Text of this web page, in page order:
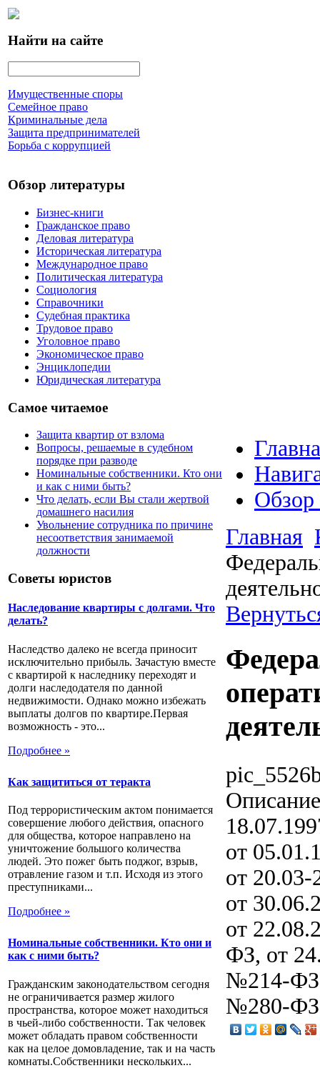
Найти на сайте
Имущественные споры
Семейное право
Криминальные дела
Защита предпринимателей
Борьба с коррупцией
Обзор литературы
Бизнес-книги
Гражданское право
Деловая литература
Историческая литература
Международное право
Политическая литература
Социология
Справочники
Судебная практика
Трудовое право
Уголовное право
Экономическое право
Энциклопедии
Юридическая литература
Самое читаемое
Защита квартир от взлома
Вопросы, решаемые в судебном
порядке при разводе
Номинальные собственники. Кто они
и как с ними быть?
Что делать, если Вы стали жертвой
домашнего насилия
Увольнение сотрудника по причине
несоответствия занимаемой
должности
Советы юристов
Наследование квартиры с долгами. Что
делать?
Наследство далеко не всегда приносит
исключительно прибыль. Зачастую вместе
с квартирой к наследнику переходят и
долги наследодателя по данной
недвижимости. Однако можно избежать
выплаты долгов по квартире.Первая
возможность - это...
Подробнее »
Как защититься от теракта
Под террористическим актом понимается
совершение любого действия, опасного
для общества, которое направлено на
уничтожение большого количества
людей. Это пожег быть поджог, взрыв,
отравление газом и т.п. Исходя из этого
преступниками...
Подробнее »
Номинальные собственники. Кто они и
как с ними быть?
Гражданским законодательством сегодня
не ограничивается размер жилого
пространства, которое может находиться
в чьей-либо собственности. Так человек
может обладать правом собственности
как на целое домовладение, так и на часть
комнаты.Собственники нескольких...
Обзор
Главная
Описание
от
от
от
от
ФЗ, от
№214-
№280-